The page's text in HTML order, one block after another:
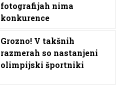
fotografijah nima
konkurence
Grozno! V takšnih
razmerah so nastanjeni
olimpijski športniki